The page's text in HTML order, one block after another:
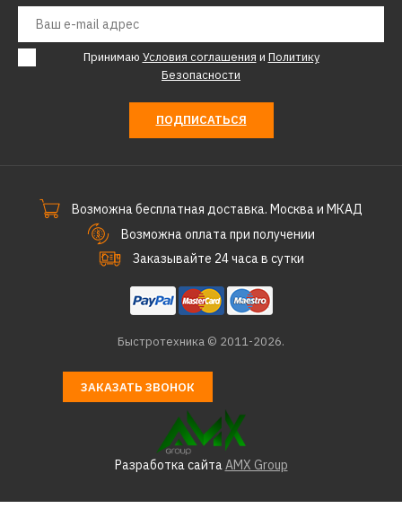
Триммер STARWIND ET-
350
3134р.
ДОБАВИТЬ К СРАВНЕНИЮ
ДОБАВИТЬ В ПОЖЕЛАНИЯ
Триммер STARWIND GT-
33
7557р.
ДОБАВИТЬ К СРАВНЕНИЮ
Принимаю Условия соглашения и Политику
Безопасности
ПОДПИСАТЬСЯ
Возможна бесплатная доставка. Москва и МКАД
Возможна оплата при получении
Заказывайте 24 часа в сутки
Быстротехника © 2011-2026.
ЗАКАЗАТЬ ЗВОНОК
Разработка сайта AMX Group